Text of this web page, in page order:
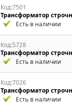
Код:7501
Трансформатор
Есть в наличии
Код:5728
Трансформатор
Есть в наличии
Код:7026
Трансформатор
Есть в наличии